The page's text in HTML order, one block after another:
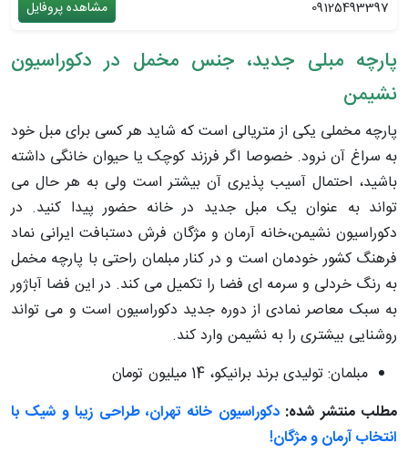
09125493397
مشاهده پروفایل
پارچه مبلی جدید، جنس مخمل در دکوراسیون
نشیمن
پارچه مخملی یکی از متریالی است که شاید هر کسی برای مبل خود
به سراغ آن نرود. خصوصا اگر فرزند کوچک یا حیوان خانگی داشته
باشید، احتمال آسیب پذیری آن بیشتر است ولی به هر حال می
تواند به عنوان یک مبل جدید در خانه حضور پیدا کنید. در
دکوراسیون نشیمن،خانه آرمان و مژگان فرش دستبافت ایرانی نماد
فرهنگ کشور خودمان است و در کنار مبلمان راحتی با پارچه مخمل
به رنگ خردلی و سرمه ای فضا را تکمیل می کند. در این فضا آباژور
به سبک معاصر نمادی از دوره جدید دکوراسیون است و می تواند
روشنایی بیشتری را به نشیمن وارد کند.
مبلمان: تولیدی برند برانیکو، 14 میلیون تومان
مطلب منتشر شده:دکوراسیون خانه تهران، طراحی زیبا و شیک با
انتخاب آرمان و مژگان!